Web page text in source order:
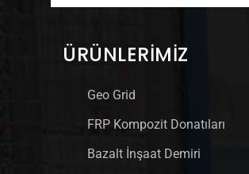
ÜRÜNLERIMIZ
Geo Grid
FRP Kompozit Donatıları
Bazalt İnşaat Demiri